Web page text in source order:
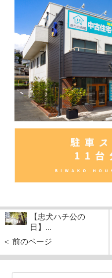
【忠犬ハチ公の
日】...
＜ 前のページ